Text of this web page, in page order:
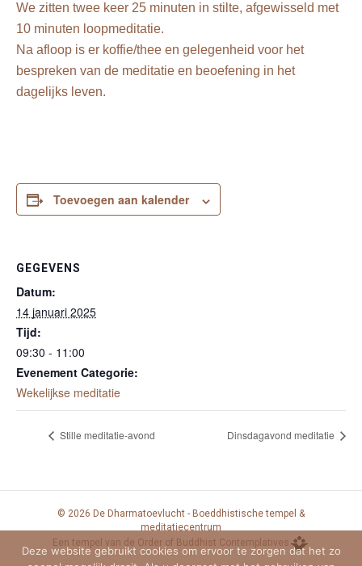
We zitten twee keer 25 minuten in stilte, afgewisseld met
10 minuten loopmeditatie.
Na afloop is er koffie/thee en gelegenheid voor het
bespreken van de meditatie en beoefening in het
dagelijks leven.
Toevoegen aan kalender
GEGEVENS
Datum:
14 januari 2025
Tijd:
09:30 - 11:00
Evenement Categorie:
Wekelijkse meditatie
Stille meditatie-avond Dinsdagavond meditatie
© 2026 De Dharmatoevlucht - Boeddhistische tempel &
meditatiecentrum
Een tempel van de Order of Buddhist Contemplatives
Deze website gebruikt cookies om ervoor te zorgen dat het zo